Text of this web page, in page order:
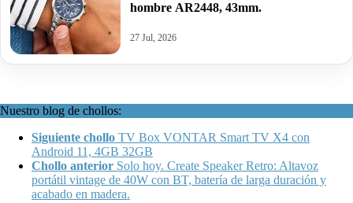
hombre AR2448, 43mm.
27 Jul, 2026
Nuestro blog de chollos:
Siguiente chollo TV Box VONTAR Smart TV X4 con
Android 11, 4GB 32GB
Chollo anterior Solo hoy. Create Speaker Retro: Altavoz
portátil vintage de 40W con BT, batería de larga duración y
acabado en madera.